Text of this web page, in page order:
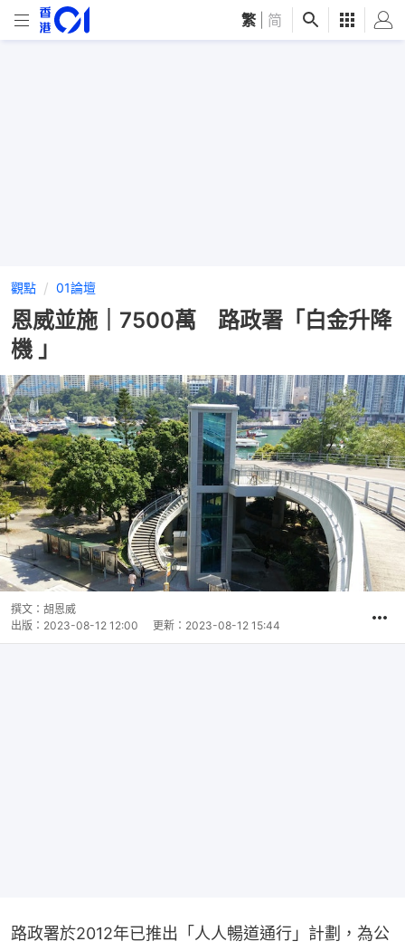
繁 简
觀點 01論壇
恩威並施｜7500萬 路政署「白金升降
機 」
撰文： 胡恩威
出版： 2023-08-12 12:00 更新： 2023-08-12 15:44
路政署於2012年已推出「人人暢道通行」計劃，為公